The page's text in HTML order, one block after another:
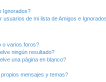
Ignorados?
usuarios de mi lista de Amigos e
o varios foros?
ningún resultado?
una página en blanco?
mensajes y temas?